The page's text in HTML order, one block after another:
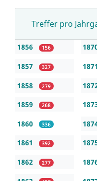
Treffer pro
1856 156
1857 327
1858 279
1859 268
1860 336
1861 392
1862 277
1871